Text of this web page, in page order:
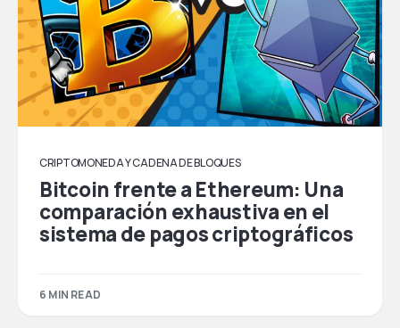
CRIPTOMONEDA Y CADENA DE BLOQUES
Bitcoin frente a Ethereum: Una
comparación exhaustiva en el
sistema de pagos criptográficos
6 MIN READ